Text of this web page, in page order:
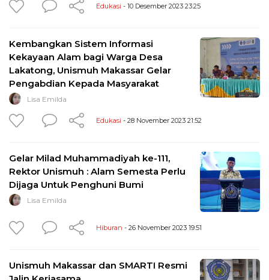
Edukasi - 10 Desember 2023 23:25
Kembangkan Sistem Informasi
Kekayaan Alam bagi Warga Desa
Lakatong, Unismuh Makassar Gelar
Pengabdian Kepada Masyarakat
Lisa Emilda
Edukasi - 28 November 2023 21:52
Gelar Milad Muhammadiyah ke-111,
Rektor Unismuh : Alam Semesta Perlu
Dijaga Untuk Penghuni Bumi
Lisa Emilda
Hiburan - 26 November 2023 19:51
Unismuh Makassar dan SMARTI Resmi